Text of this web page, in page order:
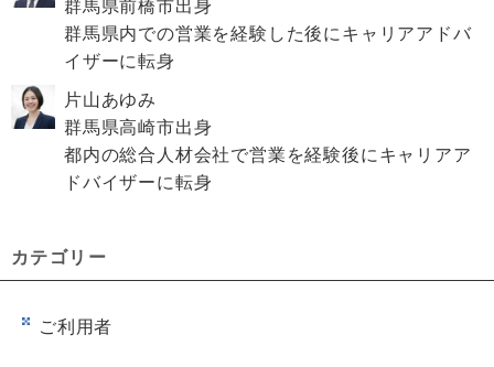
群馬県前橋市出身
群馬県内での営業を経験した後にキャリアアドバ
イザーに転身
片山あゆみ
群馬県高崎市出身
都内の総合人材会社で営業を経験後にキャリアア
ドバイザーに転身
カテゴリー
ご利用者